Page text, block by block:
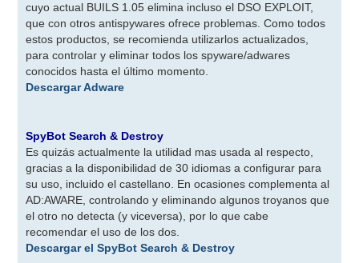
cuyo actual BUILS 1.05 elimina incluso el DSO EXPLOIT,
que con otros antispywares ofrece problemas. Como todos
estos productos, se recomienda utilizarlos actualizados,
para controlar y eliminar todos los spyware/adwares
conocidos hasta el último momento.
Descargar Adware
SpyBot Search & Destroy
Es quizás actualmente la utilidad mas usada al respecto,
gracias a la disponibilidad de 30 idiomas a configurar para
su uso, incluido el castellano. En ocasiones complementa al
AD:AWARE, controlando y eliminando algunos troyanos que
el otro no detecta (y viceversa), por lo que cabe
recomendar el uso de los dos.
Descargar el SpyBot Search & Destroy